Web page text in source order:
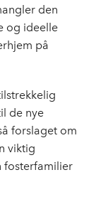
den
og ideelle
på
de nye
forslaget om
viktig
fosterfamilier